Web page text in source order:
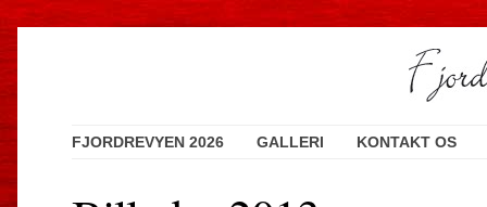
FJORDREVYEN 2026 GALLERI KONTAKT OS